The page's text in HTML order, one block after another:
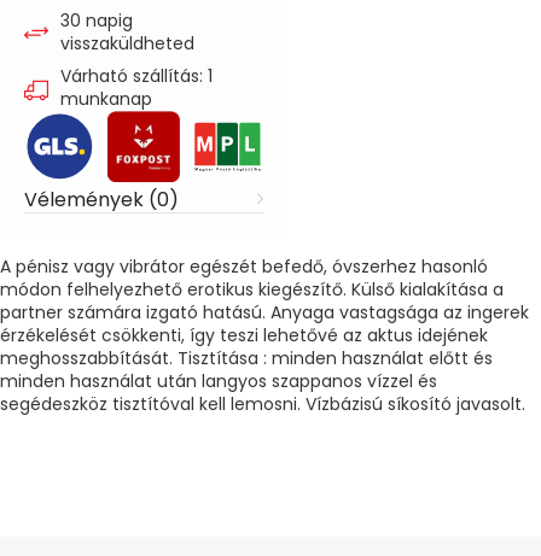
30 napig
visszaküldheted
Várható szállítás: 1
munkanap
Vélemények (0)
A pénisz vagy vibrátor egészét befedő, óvszerhez hasonló
módon felhelyezhető erotikus kiegészítő. Külső kialakítása a
partner számára izgató hatású. Anyaga vastagsága az ingerek
érzékelését csökkenti, így teszi lehetővé az aktus idejének
meghosszabbítását. Tisztítása : minden használat előtt és
minden használat után langyos szappanos vízzel és
segédeszköz tisztítóval kell lemosni. Vízbázisú síkosító javasolt.